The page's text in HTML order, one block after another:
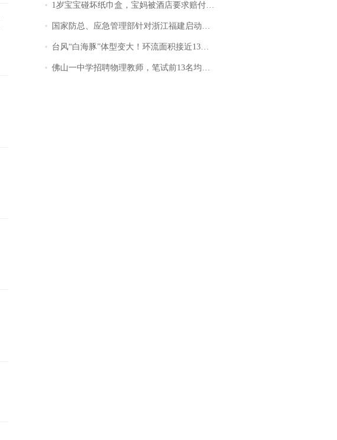
1岁宝宝碰坏纸巾盒，宝妈被酒店要求赔付924元！三亚一酒店回复：骨瓷定制！网友一查价格，吵翻了
国家防总、应急管理部针对浙江福建启动防汛防台风四级应急响应
台风“白海豚”体型变大！环流面积接近13个浙江那么大
佛山一中学招聘物理教师，笔试前13名均遭淘汰？教育局：已叫停招聘，成立调查组全面核查